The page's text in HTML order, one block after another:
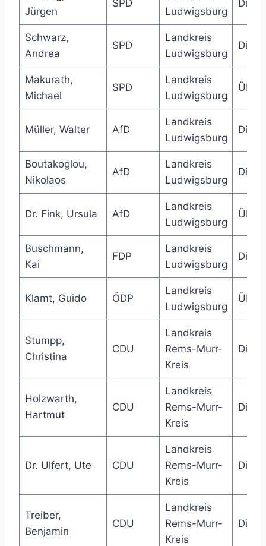
Jürgen
SPD
Ludwigsburg
Schwarz,
Andrea
SPD
Landkreis
Ludwigsburg
Makurath,
Michael
SPD
Landkreis
Ludwigsburg
Müller, Walter AfD
Landkreis
Ludwigsburg
Boutakoglou,
Nikolaos
AfD
Landkreis
Ludwigsburg
Dr. Fink, Ursula AfD
Landkreis
Ludwigsburg
Buschmann,
Kai
FDP
Landkreis
Ludwigsburg
Klamt, Guido ÖDP
Landkreis
Ludwigsburg
Stumpp,
Christina
CDU
Landkreis
Rems-Murr-
Kreis
Holzwarth,
Hartmut
CDU
Landkreis
Rems-Murr-
Kreis
Dr. Ulfert, Ute CDU
Landkreis
Rems-Murr-
Kreis
Treiber,
Benjamin
CDU
Landkreis
Rems-Murr-
Kreis